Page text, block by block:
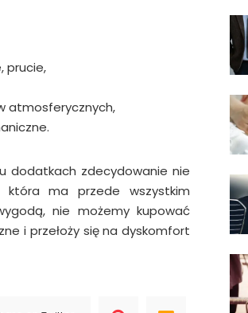
prucie,
atmosferycznych,
dodatkach zdecydowanie nie
która ma przede wszystkim
nie możemy kupować
i przełoży się na dyskomfort